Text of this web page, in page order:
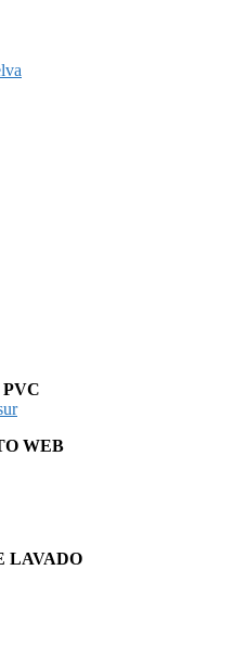
WEB
LAVADO